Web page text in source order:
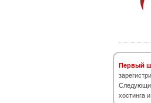
Первый
хостинга